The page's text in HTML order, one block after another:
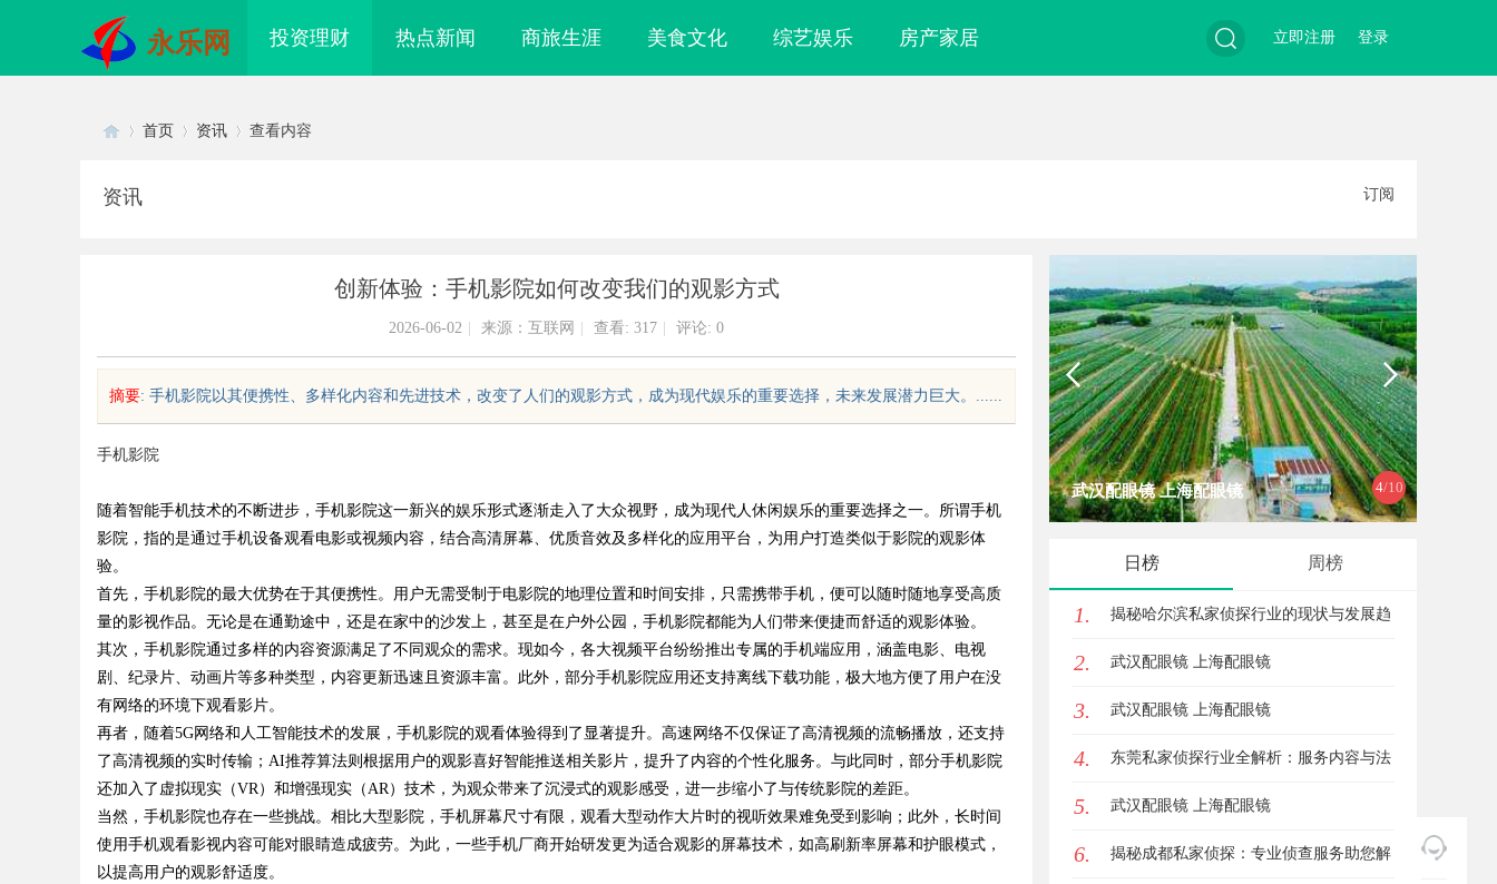
永乐网 投资理财 热点新闻 商旅生涯 美食文化 综艺娱乐 房产家居 登录
立即注册
sc
uz
首页 资讯 查看内容
资讯 订阅
创新体验：手机影院如何改变我们的观影方式
2026-06-02 来源：互联网 查看: 317 评论: 0
摘要: 手机影院以其便携性、多样化内容和先进技术，改变了人们的观影方式，成为现代娱乐的重要选择，未来发展潜力巨大。......
手机影院
随着智能手机技术的不断进步，手机影院这一新兴的娱乐形式逐渐走入了大众视野，成为现代人休闲娱乐的重要选择之一。所谓手机
影院，指的是通过手机设备观看电影或视频内容，结合高清屏幕、优质音效及多样化的应用平台，为用户打造类似于影院的观影体
验。
首先，手机影院的最大优势在于其便携性。用户无需受制于电影院的地理位置和时间安排，只需携带手机，便可以随时随地享受高质
量的影视作品。无论是在通勤途中，还是在家中的沙发上，甚至是在户外公园，手机影院都能为人们带来便捷而舒适的观影体验。
其次，手机影院通过多样的内容资源满足了不同观众的需求。现如今，各大视频平台纷纷推出专属的手机端应用，涵盖电影、电视
剧、纪录片、动画片等多种类型，内容更新迅速且资源丰富。此外，部分手机影院应用还支持离线下载功能，极大地方便了用户在没
有网络的环境下观看影片。
再者，随着5G网络和人工智能技术的发展，手机影院的观看体验得到了显著提升。高速网络不仅保证了高清视频的流畅播放，还支持
了高清视频的实时传输；AI推荐算法则根据用户的观影喜好智能推送相关影片，提升了内容的个性化服务。与此同时，部分手机影院
还加入了虚拟现实（VR）和增强现实（AR）技术，为观众带来了沉浸式的观影感受，进一步缩小了与传统影院的差距。
当然，手机影院也存在一些挑战。相比大型影院，手机屏幕尺寸有限，观看大型动作大片时的视听效果难免受到影响；此外，长时间
使用手机观看影视内容可能对眼睛造成疲劳。为此，一些手机厂商开始研发更为适合观影的屏幕技术，如高刷新率屏幕和护眼模式，
以提高用户的观影舒适度。
4/10
源新平台
武汉配眼镜 上海配眼镜
日榜 周榜
1. 揭秘哈尔滨私家侦探行业的现状与发展趋
势
2. 武汉配眼镜 上海配眼镜
3. 武汉配眼镜 上海配眼镜
4. 东莞私家侦探行业全解析：服务内容与法
律边界详解
5. 武汉配眼镜 上海配眼镜
6. 揭秘成都私家侦探：专业侦查服务助您解